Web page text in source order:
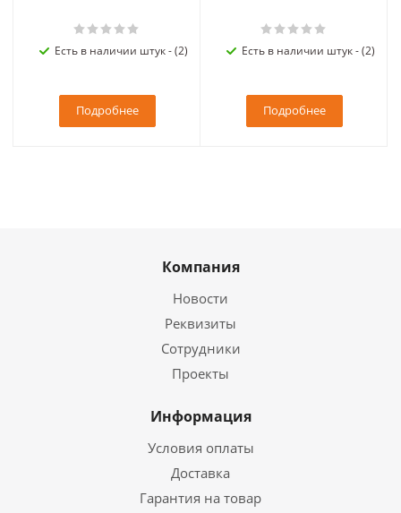
Есть в наличии штук - (2)
Подробнее
Есть в наличии штук - (2)
Подробнее
Компания
Новости
Реквизиты
Сотрудники
Проекты
Информация
Условия оплаты
Доставка
Гарантия на товар